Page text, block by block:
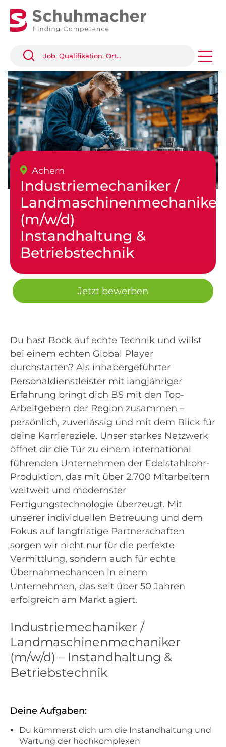
Achern
Industriemechaniker /
Landmaschinenmechaniker
(m/w/d)
Instandhaltung &
Betriebstechnik
Jetzt bewerben
Du hast Bock auf echte Technik und willst
bei einem echten Global Player
durchstarten? Als inhabergeführter
Personaldienstleister mit langjähriger
Erfahrung bringt dich BS mit den Top-
Arbeitgebern der Region zusammen –
persönlich, zuverlässig und mit dem Blick für
deine Karriereziele. Unser starkes Netzwerk
öffnet dir die Tür zu einem international
führenden Unternehmen der Edelstahlrohr-
Produktion, das mit über 2.700 Mitarbeitern
weltweit und modernster
Fertigungstechnologie überzeugt. Mit
unserer individuellen Betreuung und dem
Fokus auf langfristige Partnerschaften
sorgen wir nicht nur für die perfekte
Vermittlung, sondern auch für echte
Übernahmechancen in einem
Unternehmen, das seit über 50 Jahren
erfolgreich am Markt agiert.
Industriemechaniker /
Landmaschinenmechaniker
(m/w/d) – Instandhaltung &
Betriebstechnik
Deine Aufgaben:
Du kümmerst dich um die Instandhaltung und
Wartung der hochkomplexen